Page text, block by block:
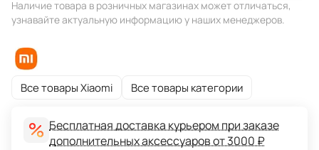
Наличие товара в розничных магазинах может отличаться,
узнавайте актуальную информацию у наших менеджеров.
Все товары Xiaomi Все товары категории
Бесплатная доставка курьером при заказе
дополнительных аксессуаров от 3000 ₽